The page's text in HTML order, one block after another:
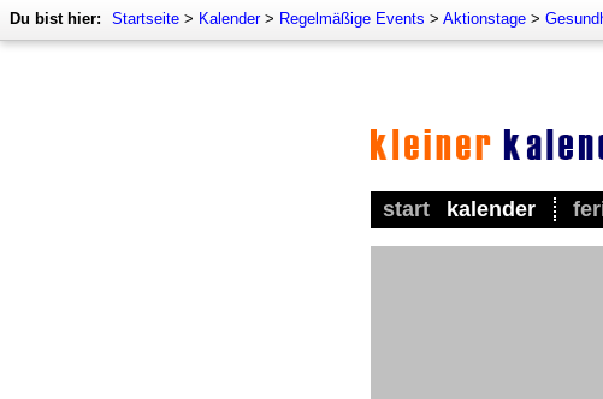
Du bist hier: Startseite > Kalender> Regelmäßige Events > Aktionstage >
start kalender